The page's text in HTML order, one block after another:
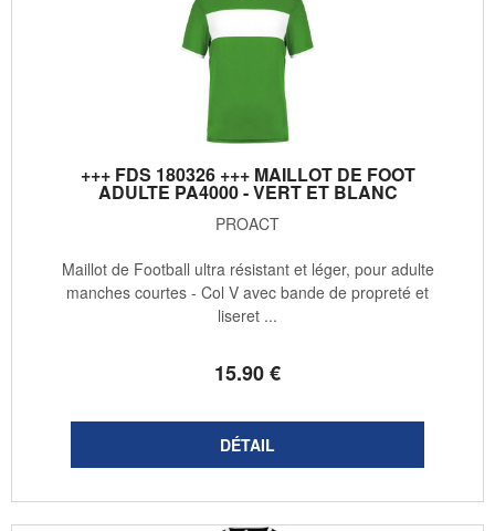
+++ FDS 180326 +++ MAILLOT DE FOOT
ADULTE PA4000 - VERT ET BLANC
PROACT
15.90€
Maillot de Football ultra résistant et léger, pour adulte
manches courtes - Col V avec bande de propreté et
liseret ...